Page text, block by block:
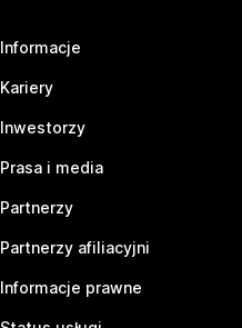
Informacje
Kariery
Inwestorzy
Prasa i media
Partnerzy
Partnerzy afiliacyjni
Informacje prawne